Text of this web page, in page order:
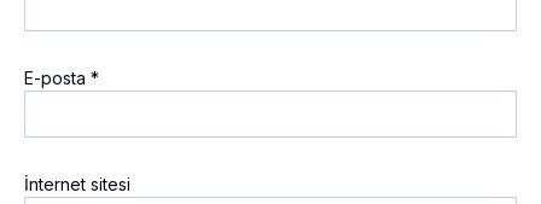
E-posta *
İnternet sitesi